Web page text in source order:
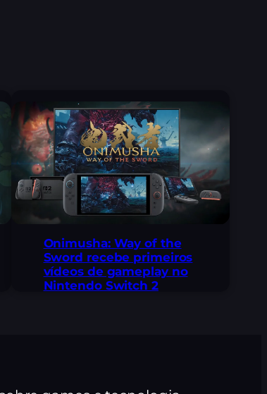
Onimusha: Way of the
Sword recebe primeiros
vídeos de gameplay no
Nintendo Switch 2